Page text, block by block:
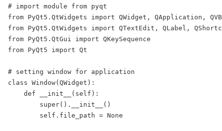
# import module from pyqt
from PyQt5.QtWidgets import QWidget, QApplication,
from PyQt5.QtWidgets import QTextEdit, QLabel,
from PyQt5.QtGui import QKeySequence
from PyQt5 import Qt
# setting window for application
class Window(QWidget):
    def __init__(self):
        super().__init__()
        self.file_path = None